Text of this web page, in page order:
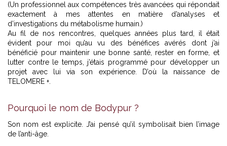
(Un professionnel aux compétences très avancées qui répondait
exactement à mes attentes en matière d’analyses et
d’investigations du métabolisme humain.)
Au fil de nos rencontres, quelques années plus tard, il était
évident pour moi qu’au vu des bénéfices avérés dont j’ai
bénéficié pour maintenir une bonne santé, rester en forme, et
lutter contre le temps, j’étais programmé pour développer un
projet avec lui via son expérience. D’où la naissance de
TELOMERE +.
Pourquoi le nom de Bodypur ?
Son nom est explicite. J’ai pensé qu’il symbolisait bien l’image
de l’anti-âge.